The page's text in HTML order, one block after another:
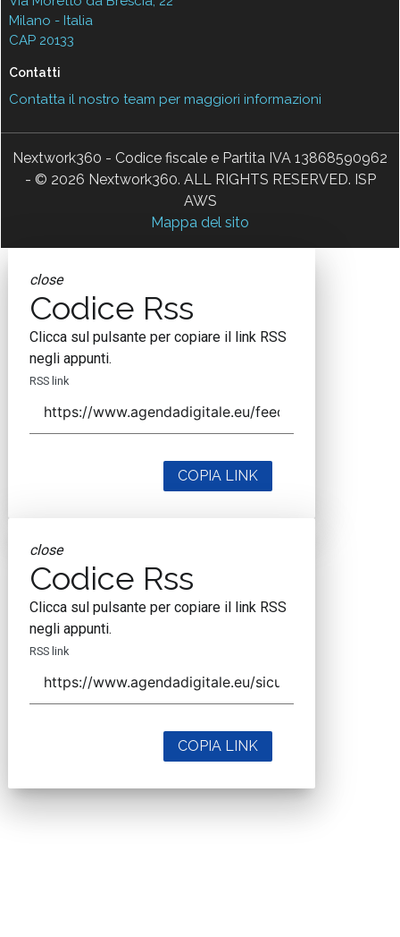
Milano - Italia
CAP 20133
Contatti
Contatta il nostro team per maggiori informazioni
Nextwork360 - Codice fiscale e Partita IVA 13868590962
- © 2026 Nextwork360. ALL RIGHTS RESERVED. ISP
AWS
Mappa del sito
close
Codice Rss
Clicca sul pulsante per copiare il link RSS
negli appunti.
RSS link
COPIA LINK
close
Codice Rss
Clicca sul pulsante per copiare il link RSS
negli appunti.
RSS link
COPIA LINK